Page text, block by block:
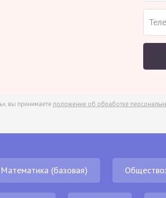
вы принимаете положение об обработке
Математика (базовая)